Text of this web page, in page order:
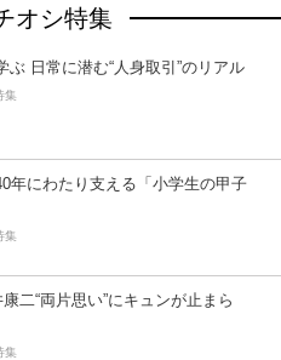
オシ特集
ぶ 日常に潜む“人身取引”のリアル
集
年にわたり支える「小学生の甲子
集
二“両片思い”にキュンが止まら
集